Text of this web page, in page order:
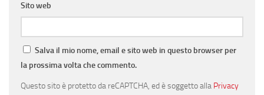
Sito web
Salva il mio nome, email e sito web in questo browser per
la prossima volta che commento.
Questo sito è protetto da reCAPTCHA, ed è soggetto alla Privacy